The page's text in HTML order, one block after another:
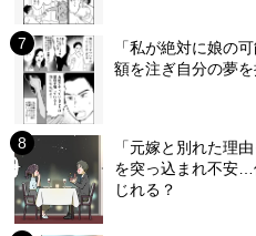
「私が絶対に娘の
額を注ぎ自分の夢
「元嫁と別れた理
を突っ込まれ不安
じれる？